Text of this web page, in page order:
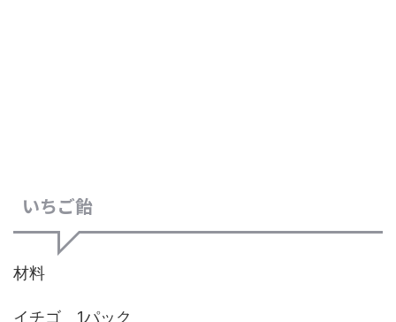
いちご飴
材料
イチゴ 1パック